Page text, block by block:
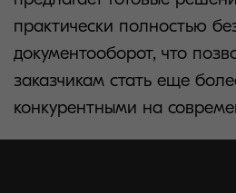
практически полностью
документооборот, что
заказчикам стать еще
конкурентными на